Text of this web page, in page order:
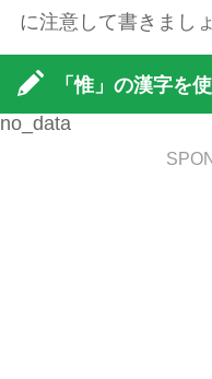
に注意して書きましょ
「惟」の漢字を
no_data